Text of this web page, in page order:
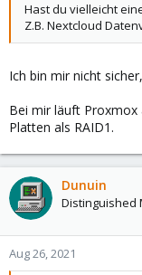
Hast du vielleicht
Z.B. Nextcloud
Ich bin mir nicht
Bei mir läuft Proxmox
Platten als RAID1.
Dunuin
Distinguished
Aug 26, 2021